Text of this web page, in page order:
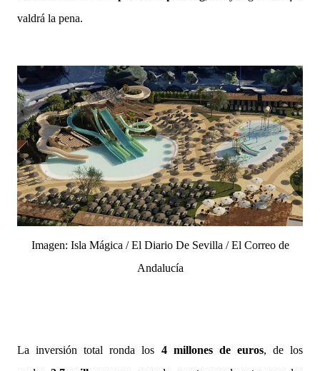
valdrá la pena.
Imagen: Isla Mágica / El Diario De Sevilla / El Correo de
Andalucía
La inversión total ronda los 4 millones de euros, de los